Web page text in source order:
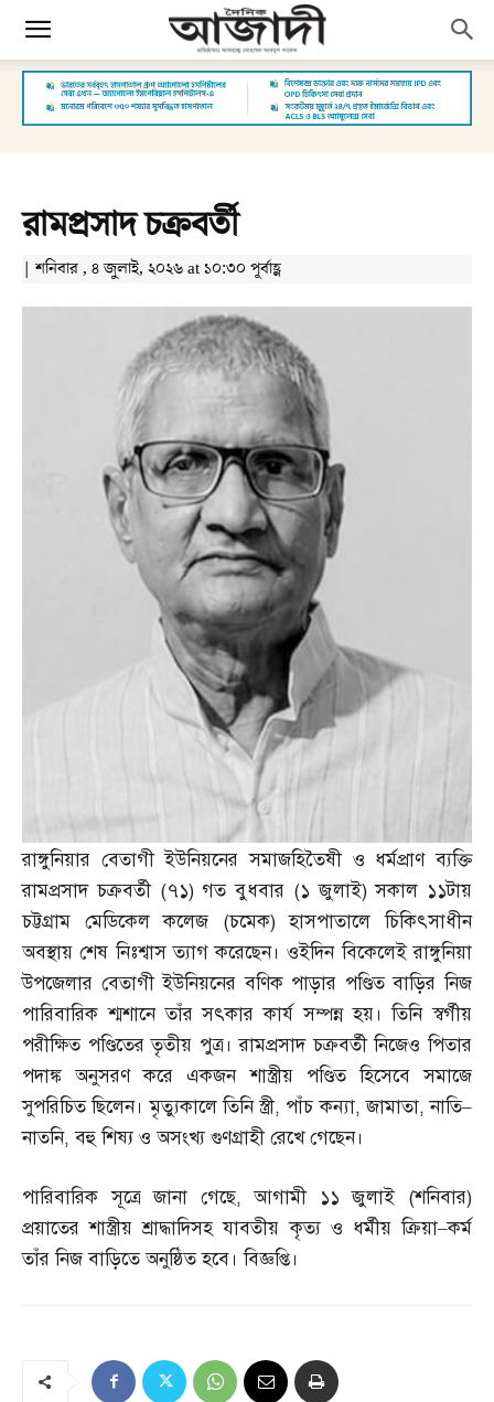
রামপ্রসাদ চক্রবর্তী
| শনিবার , ৪ জুলাই, ২০২৬ at ১০:৩০ পূর্বাহ্ণ
রাঙ্গুনিয়ার বেতাগী ইউনিয়নের সমাজহিতৈষী ও ধর্মপ্রাণ ব্যক্তি
রামপ্রসাদ চক্রবর্তী (৭১)গত বুধবার (১ জুলাই)সকাল ১১টায়
চট্টগ্রাম মেডিকেল কলেজ (চমেক)হাসপাতালে চিকিৎসাধীন
অবস্থায় শেষ নিঃশ্বাস ত্যাগ করেছেন। ওইদিন বিকেলেই রাঙ্গুনিয়া
উপজেলার বেতাগী ইউনিয়নের বণিক পাড়ার পণ্ডিত বাড়ির নিজ
পারিবারিক শ্মশানে তাঁর সৎকার কার্য সম্পন্ন হয়। তিনি স্বর্গীয়
পরীক্ষিত পণ্ডিতের তৃতীয় পুত্র। রামপ্রসাদ চক্রবর্তী নিজেও পিতার
পদাঙ্ক অনুসরণ করে একজন শাস্ত্রীয় পণ্ডিত হিসেবে সমাজে
সুপরিচিত ছিলেন। মৃত্যুকালে তিনি স্ত্রী, পাঁচ কন্যা,জামাতা,নাতি–
নাতনি,বহু শিষ্য ও অসংখ্য গুণগ্রাহী রেখে গেছেন।
পারিবারিক সূত্রে জানা গেছে,আগামী ১১ জুলাই (শনিবার)
প্রয়াতের শাস্ত্রীয় শ্রাদ্ধাদিসহ যাবতীয় কৃত্য ও ধর্মীয় ক্রিয়া–কর্ম
তাঁর নিজ বাড়িতে অনুষ্ঠিত হবে। বিজ্ঞপ্তি।